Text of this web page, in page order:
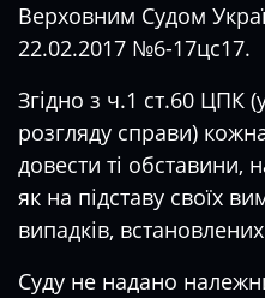
Верховним Судом
22.02.2017 №6-17цс17.
Згідно з ч.1 ст.60 ЦПК
розгляду справи)
довести ті обставини,
як на підставу своїх
випадків,
Суду не надано